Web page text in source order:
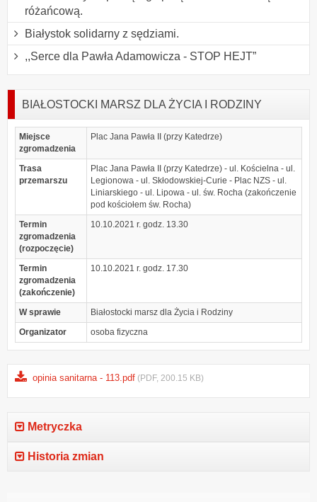
różańcową.
Białystok solidarny z sędziami.
,,Serce dla Pawła Adamowicza - STOP HEJT”
BIAŁOSTOCKI MARSZ DLA ŻYCIA I RODZINY
Miejsce
zgromadzenia
Plac Jana Pawła II (przy Katedrze)
Trasa
przemarszu
Plac Jana Pawła II (przy Katedrze) - ul. Kościelna - ul.
Legionowa - ul. Skłodowskiej-Curie - Plac NZS - ul.
Liniarskiego - ul. Lipowa - ul. św. Rocha (zakończenie
pod kościołem św. Rocha)
Termin
zgromadzenia
(rozpoczęcie)
10.10.2021 r. godz. 13.30
Termin
zgromadzenia
(zakończenie)
10.10.2021 r. godz. 17.30
W sprawie
Białostocki marsz dla Życia i Rodziny
Organizator
osoba fizyczna
opinia sanitarna - 113.pdf (PDF, 200.15 KB)
Metryczka
Historia zmian